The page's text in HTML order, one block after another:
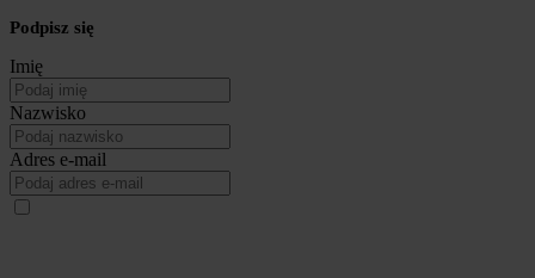
Podpisz się
Imię
Nazwisko
Adres e-mail